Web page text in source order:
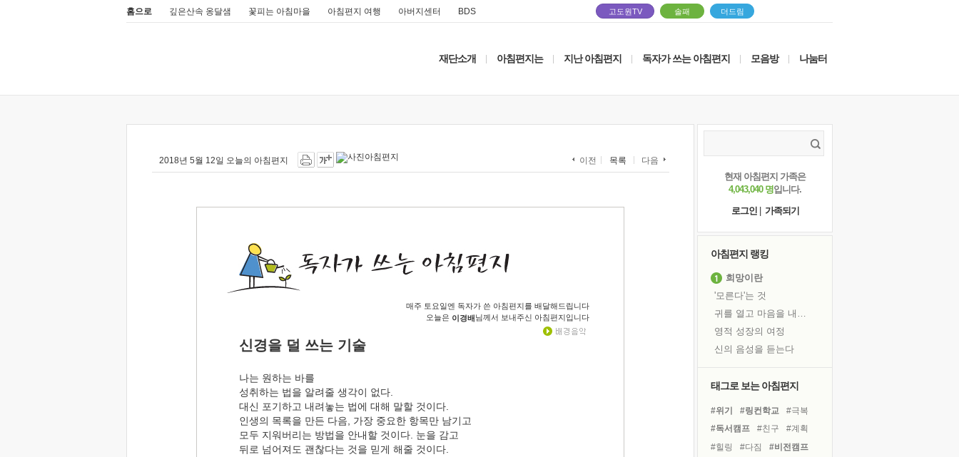
홈으로 깊은산속 옹달샘 꽃피는 아침마을 아침편지 여행 아버지센터 BDS 고도원TV 솔패 더드림
재단소개 아침편지는 지난 아침편지 독자가 쓰는 아침편지 모음방 나눔터
2018년 5월 12일 오늘의 아침편지 이전 목록 다음
매주 토요일엔 독자가 쓴 아침편지를 배달해드립니다
오늘은 이경배 님께서 보내주신 아침편지입니다
신경을 덜 쓰는 기술
나는 원하는 바를
성취하는 법을 알려줄 생각이 없다.
대신 포기하고 내려놓는 법에 대해 말할 것이다.
인생의 목록을 만든 다음, 가장 중요한 항목만 남기고
모두 지워버리는 방법을 안내할 것이다. 눈을 감고
뒤로 넘어져도 괜찮다는 것을 믿게 해줄 것이다.
현재 아침편지 가족은
4,043,040 명입니다.
로그인
가족되기
아침편지 랭킹
희망이란
'모른다'는 것
귀를 열고 마음을 내어주고
영적 성장의 여정
신의 음성을 듣는다
극과 극의 양 끝단
태그로 보는 아침편지
#위기 #링컨학교
#극복
#독서캠프
#친구
#계획
#힐링
#다짐
#비전캠프